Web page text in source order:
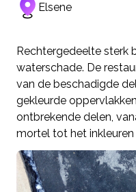
Elsene
Rechtergedeelte sterk
waterschade. De
van de beschadigde
gekleurde
ontbrekende delen,
mortel tot het inkleuren